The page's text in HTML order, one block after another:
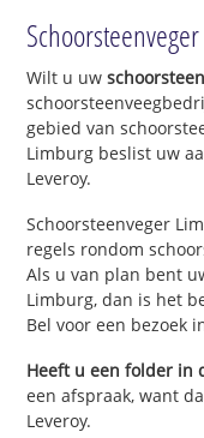
Wilt u uw
gebied van
Limburg beslist uw
Leveroy.
Schoorsteenveger
regels rondom
Als u van plan bent
Limburg, dan is het
Bel voor een bezoek
Heeft u een folder in
een afspraak, want
Leveroy.